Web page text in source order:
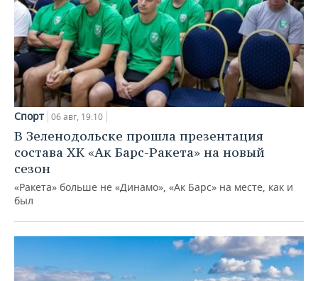
Спорт 06 авг, 19:10
В Зеленодольске прошла презентация
состава ХК «Ак Барс-Ракета» на новый
сезон
«Ракета» больше не «Динамо», «Ак Барс» на месте, как и
был